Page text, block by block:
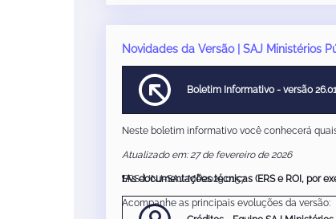
Novidades da Versão | SAJ Ministérios
Boletim Informativo - versão
Neste boletim informativo você conhecerá
Atualizado em: 27 de fevereiro de 2026
❗As documentações técnicas (ERS e ROI, por
Acompanhe as principais evoluções da versão:
ERS-UNJ-SAJ-MP.2025.0157